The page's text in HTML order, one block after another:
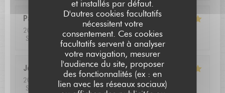
et installés par défaut.
D'autres cookies facultatifs
nécessitent votre
consentement. Ces cookies
facultatifs servent à analyser
votre navigation, mesurer
l'audience du site, proposer
des fonctionnalités (ex : en
lien avec les réseaux sociaux)
Pascal
2026-08-01
- 13:00 - Couverts 2
Service
Ambiance: 4 /5 Cuisine: 5/5 Qualité / Prix
Jean louis D
2026-07-24- 12:30 - Couverts 2
Service
/5 Ambiance : 5/5 Cuisine: 5 /5 Qualité / Prix